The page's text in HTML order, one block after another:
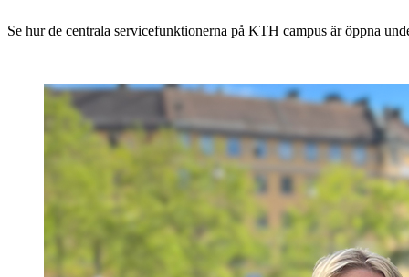
Se hur de centrala servicefunktionerna på KTH campus är öppna